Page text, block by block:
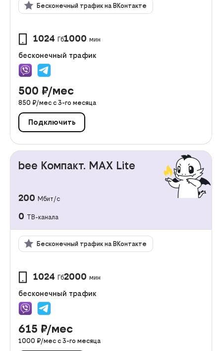
Бесконечный трафик на ВКонтакте
1024 Гб1000 мин
бесконечный трафик
500 ₽/мес
850 ₽/мес с 3-го месяца
Подключить
bee Компакт. MAX Lite
200 Мбит/с
0 ТВ-канала
Бесконечный трафик на ВКонтакте
1024 Гб2000 мин
бесконечный трафик
615 ₽/мес
1000 ₽/мес с 3-го месяца